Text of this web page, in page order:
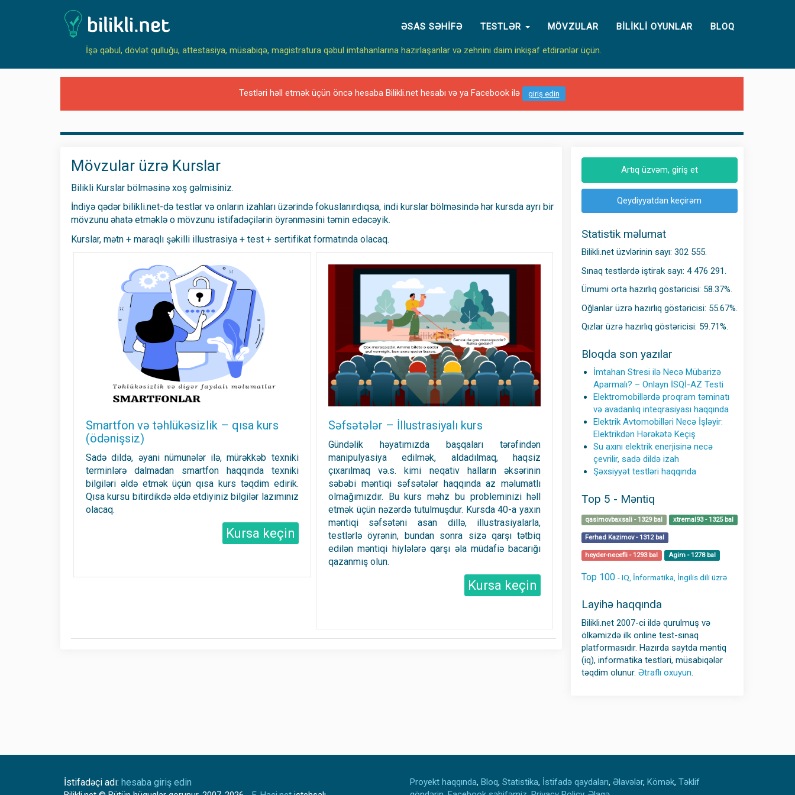
ƏSAS SƏHIFƏ TESTLƏR MÖVZULAR BILIKLI OYUNLAR BLOQ
İşə qəbul, dövlət qulluğu, attestasiya, müsabiqə, magistratura qəbul imtahanlarına hazırlaşanlar və zehnini daim inkişaf etdirənlər üçün.
Testləri həll etmək üçün öncə hesaba Bilikli.net hesabı və ya Facebook ilə giriş edin
Mövzular üzrə Kurslar
Bilikli Kurslar bölməsinə xoş gəlmisiniz.
İndiyə qədər bilikli.net-də testlər və onların izahları üzərində fokuslanırdıqsa, indi kurslar bölməsində hər kursda ayrı bir
mövzunu əhatə etməklə o mövzunu istifadəçilərin öyrənməsini təmin edəcəyik.
Kurslar, mətn + maraqlı şəkilli illustrasiya + test + sertifikat formatında olacaq.
Smartfon və təhlükəsizlik – qısa kurs
(ödənişsiz)
Sadə dildə, əyani nümunələr ilə, mürəkkəb texniki
terminlərə dalmadan smartfon haqqında texniki
bilgiləri əldə etmək üçün qısa kurs təqdim edirik.
Qısa kursu bitirdikdə əldə etdiyiniz bilgilər lazımınız
olacaq.
Kursa keçin
Səfsətələr – İllustrasiyalı kurs
Gündəlik həyatımızda başqaları tərəfindən
manipulyasiya edilmək, aldadılmaq, haqsiz
çıxarılmaq və.s. kimi neqativ halların əksərinin
səbəbi məntiqi səfsətələr haqqında az məlumatlı
olmağımızdır. Bu kurs məhz bu probleminizi həll
etmək üçün nəzərdə tutulmuşdur. Kursda 40-a yaxın
məntiqi səfsətəni asan dillə, illustrasiyalarla,
testlərlə öyrənin, bundan sonra sizə qarşı tətbiq
edilən məntiqi hiylələrə qarşı əla müdafiə bacarığı
qazanmış olun.
Kursa keçin
Artıq üzvəm, giriş et
Qeydiyyatdan keçirəm
Statistik məlumat
Bilikli.net üzvlərinin sayı: 302 555.
Sınaq testlərdə iştirak sayı: 4 476 291.
Ümumi orta hazırlıq göstəricisi: 58.37%.
Oğlanlar üzrə hazırlıq göstəricisi: 55.67%.
Qızlar üzrə hazırlıq göstəricisi: 59.71%.
Bloqda son yazılar
İmtahan Stresi ilə Necə Mübarizə
Aparmalı? – Onlayn İSQİ-AZ Testi
Elektromobillərdə proqram təminatı
və avadanlıq inteqrasiyası haqqında
Elektrik Avtomobilləri Necə İşləyir:
Elektrikdən Hərəkətə Keçiş
Su axını elektrik enerjisinə necə
çevrilir, sadə dildə izah
Şəxsiyyət testləri haqqında
Top 5 - Məntiq
qasimovbaxsali - 1329 bal xtremal93 - 1325 bal
Ferhad Kazimov - 1312 bal
heyder-necefli - 1293 bal Agim - 1278 bal
Top 100 - IQ, İnformatika, İngilis dili üzrə
Layihə haqqında
Bilikli.net 2007-ci ildə qurulmuş və
ölkəmizdə ilk online test-sınaq
platformasıdır. Hazırda saytda məntiq
(iq), informatika testləri, müsabiqələr
təqdim olunur. Ətraflı oxuyun
İstifadəçi adı: hesaba giriş edin Proyekt haqqında, Bloq, Statistika, İstifadə qaydaları, Əlavələr, Kömək, Təklif